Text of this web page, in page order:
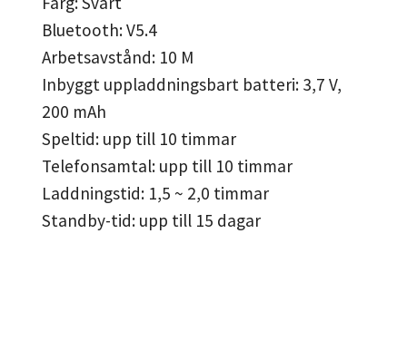
Bluetooth: V5.4
Arbetsavstånd: 10 M
Inbyggt uppladdningsbart batteri: 3,7 V,
200 mAh
Speltid: upp till 10 timmar
Telefonsamtal: upp till 10 timmar
Laddningstid: 1,5 ~ 2,0 timmar
Standby-tid: upp till 15 dagar